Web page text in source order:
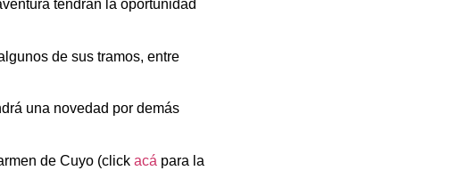
tendrán la oportunidad
de sus tramos, entre
una novedad por demás
de Cuyo (click acá para la